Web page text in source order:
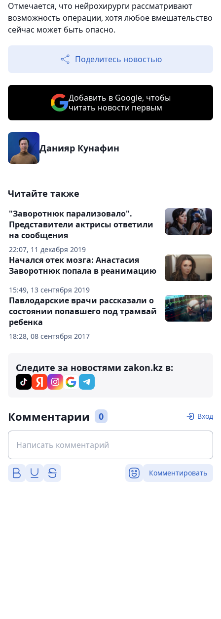
Отмечается, что нейрохирурги рассматривают
возможность операции, хотя любое вмешательство
сейчас может быть опасно.
Поделитесь новостью
Добавить в Google, чтобы
читать новости первым
Данияр Кунафин
Читайте также
22:07, 11 декабря 2019
"Заворотнюк парализовало".
Представители актрисы ответили
на сообщения
15:49, 13 сентября 2019
Начался отек мозга: Анастасия
Заворотнюк попала в реанимацию
18:28, 08 сентября 2017
Павлодарские врачи рассказали о
состоянии попавшего под трамвай
ребенка
Следите за новостями zakon.kz в:
Комментарии 0 Вход
Комментировать